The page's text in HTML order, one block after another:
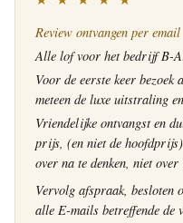
Review ontvangen per email
Alle lof voor het bedrijf B-
Voor de eerste keer
meteen de luxe uitstraling
Vriendelijke ontvangst en
prijs, (en niet de
over na te denken, niet
Vervolg afspraak, besloten
alle E-mails betreffende de